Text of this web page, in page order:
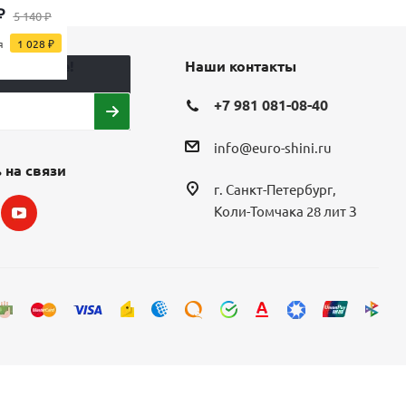
5 140₽
1 028 ₽
в курсе!
связи
Наши контакты
+7 981 081-08-40
info@euro-shini.ru
г. Санкт-Петербург,
Коли-Томчака 28 лит З